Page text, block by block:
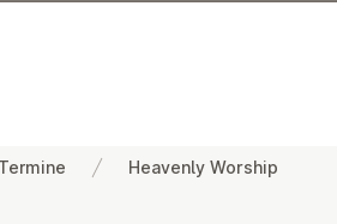
Heavenly Worship